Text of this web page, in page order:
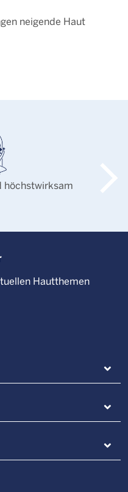
neigende Haut
höchstwirksam
Hautthemen